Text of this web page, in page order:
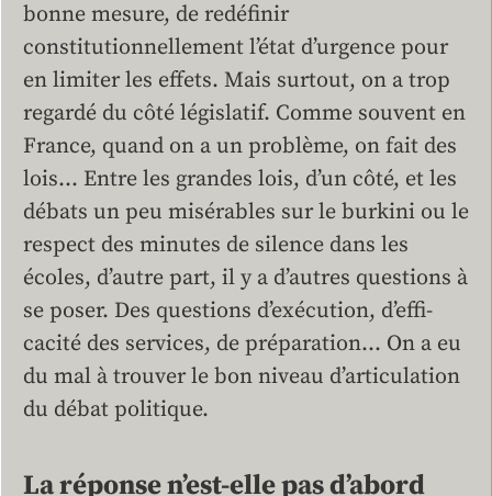
bonne mesure, de redéfinir
constitutionnellement l’état d’urgence pour
en limiter les effets. Mais surtout, on a trop
regardé du côté législatif. Comme souvent en
France, quand on a un problème, on fait des
lois… Entre les grandes lois, d’un côté, et les
débats un peu misérables sur le burkini ou le
respect des minutes de silence dans les
écoles, d’autre part, il y a d’autres questions à
se poser. Des questions d’exécution, d’effi­
cacité des services, de préparation… On a eu
du mal à trouver le bon niveau d’articulation
du débat ­politique.
La réponse n’est-elle pas d’abord